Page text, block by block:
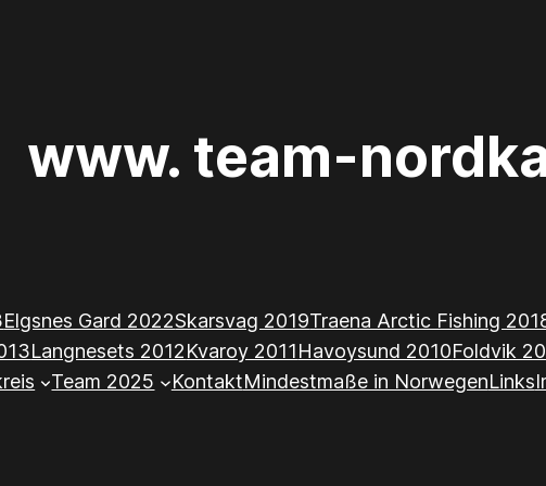
www. team-
Elgsnes Gard 2022Skarsvag 2019Traena Arctic Fishing
Langnesets 2012Kvaroy 2011Havoysund 2010Foldvik
Team 2025 KontaktMindestmaße in NorwegenLinks